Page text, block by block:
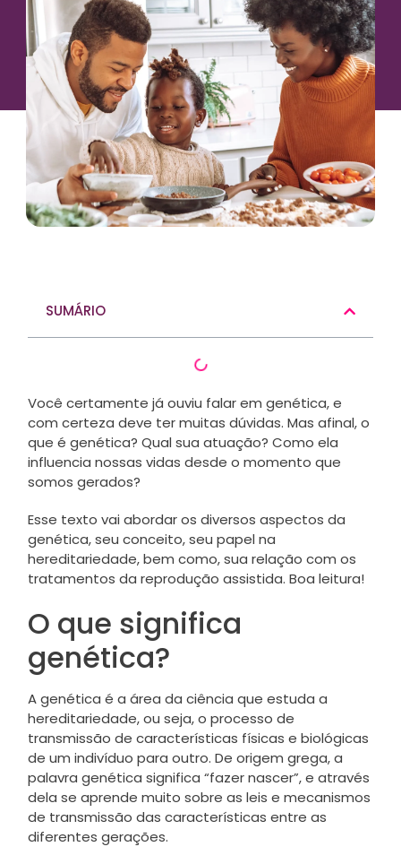
SUMÁRIO
Você certamente já ouviu falar em genética, e
com certeza deve ter muitas dúvidas. Mas afinal, o
que é genética? Qual sua atuação? Como ela
influencia nossas vidas desde o momento que
somos gerados?
Esse texto vai abordar os diversos aspectos da
genética, seu conceito, seu papel na
hereditariedade, bem como, sua relação com os
tratamentos da reprodução assistida. Boa leitura!
O que significa
genética?
A genética é a área da ciência que estuda a
hereditariedade, ou seja, o processo de
transmissão de características físicas e biológicas
de um indivíduo para outro. De origem grega, a
palavra genética significa “fazer nascer”, e através
dela se aprende muito sobre as leis e mecanismos
de transmissão das características entre as
diferentes gerações.